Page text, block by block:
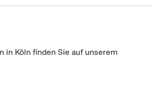
Köln finden Sie auf unserem